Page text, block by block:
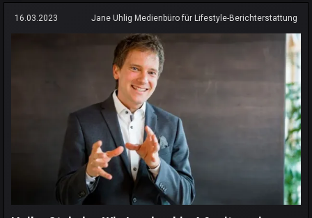
16.03.2023 Jane Uhlig Medienbüro für Lifestyle-Berichterstattung